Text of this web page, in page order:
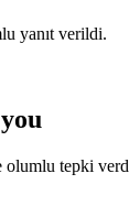
yanıt verildi.
olumlu tepki